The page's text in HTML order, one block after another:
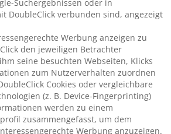
Suchergebnissen oder in
DoubleClick verbunden sind, angezeigt
Werbung anzeigen zu
den jeweiligen Betrachter
seine besuchten Webseiten, Klicks
zum Nutzerverhalten zuordnen
Cookies oder vergleichbare
(z. B. Device-Fingerprinting)
werden zu einem
zusammengefasst, um dem
Werbung anzuzeigen.